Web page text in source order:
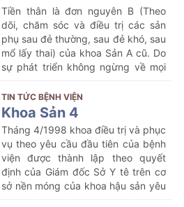
Tiền thân là đơn nguyên B (Theo
dõi, chăm sóc và điều trị các sản
phụ sau đẻ thường, sau đẻ khó, sau
mổ lấy thai) của khoa Sản A cũ. Do
sự phát triển không ngừng về mọi
mặt của bệnh viện: Các khoa mũi
nhọn thuộc chuyên ngành về y học
hiện đại ra đời, đồng thời với sự lớn
mạnh tới mức đột phá về số lượng
bệnh nhân… kéo theo sự gia tăng
lớn về số lượng giường bệnh của
các khoa sản và sự đòi hỏi nâng
cao hơn tính chuyên biệt trong điều
trị và chăm sóc người bệnh của
TIN TỨC BỆNH VIỆN
Khoa Sản 4
Tháng 4/1998 khoa điều trị và phục
vụ theo yêu cầu đầu tiên của bệnh
viện được thành lập theo quyết
định của Giám đốc Sở Y tê trên cơ
sở nền móng của khoa hậu sản yêu
cầu. Ban đầu khoa có cơ cấu 80